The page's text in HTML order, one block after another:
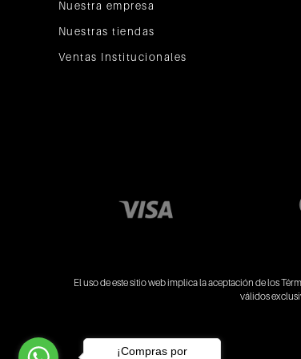
Nuestra empresa
Nuestras tiendas
Ventas Institucionales
El uso de este sitio web implica la aceptación de los
válidos
¡Compras por